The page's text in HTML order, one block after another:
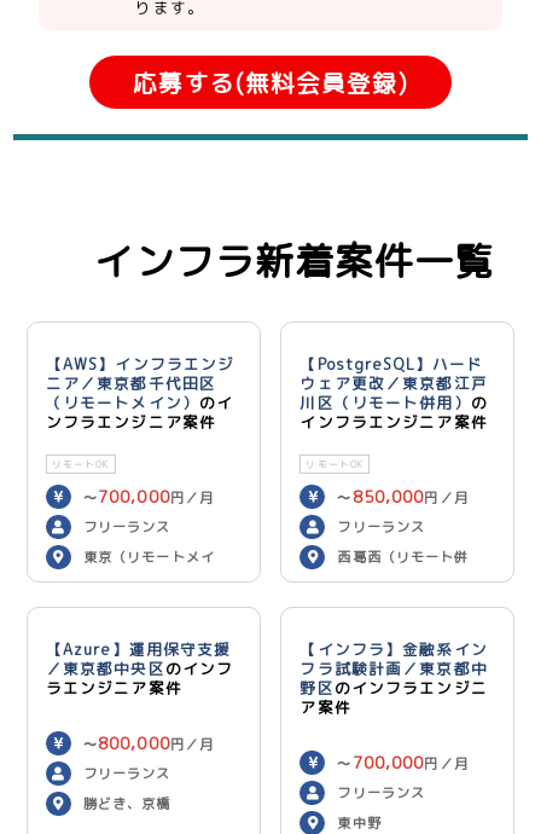
ります。
応募する(無料会員登録)
インフラ新着案件一覧
【AWS】インフラエンジ
ニア／東京都千代田区
（リモートメイン） のイ
ンフラエンジニア案件
リモートOK
〜700,000円／月
フリーランス
東京（リモートメイ
ン）
【PostgreSQL】ハード
ウェア更改／東京都江戸
川区（リモート併用） の
インフラエンジニア案件
リモートOK
〜 850,000円／月
フリーランス
西葛西（リモート併
用）
【Azure】運用保守支援
／東京都中央区のインフ
ラエンジニア案件
〜800,000円／月
フリーランス
勝どき、京橋
【インフラ】金融系イン
フラ試験計画／東京都中
野区のインフラエンジニ
ア案件
〜 700,000円／月
フリーランス
東中野